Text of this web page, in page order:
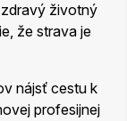
zdravý životný
že strava je
nájsť cestu k
profesijnej